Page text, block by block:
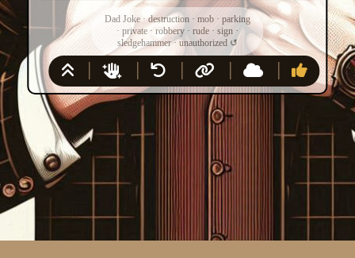
Dad Joke·destruction· mob· parking
· private· robbery· rude· sign·
sledgehammer·unauthorized ↺